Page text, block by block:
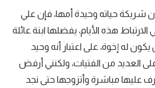
حياته وحيدة أمها، فإن علي
هذه الأيام، يفضلها ابنة عائلة
له إخوة، على اعتبار أنه وحيد
العديد من الفتيات، ولكنني أرفض
عليها مباشرة وأتزوجها حتى نجد